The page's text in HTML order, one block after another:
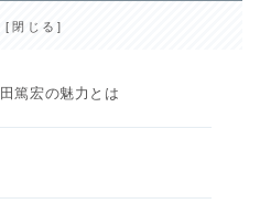
篤宏の魅力とは